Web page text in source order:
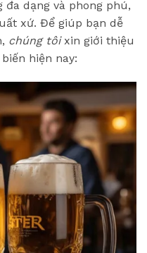
đa dạng và phong phú,
xứ. Để giúp bạn dễ
chúng tôixin giới thiệu
hiện nay: